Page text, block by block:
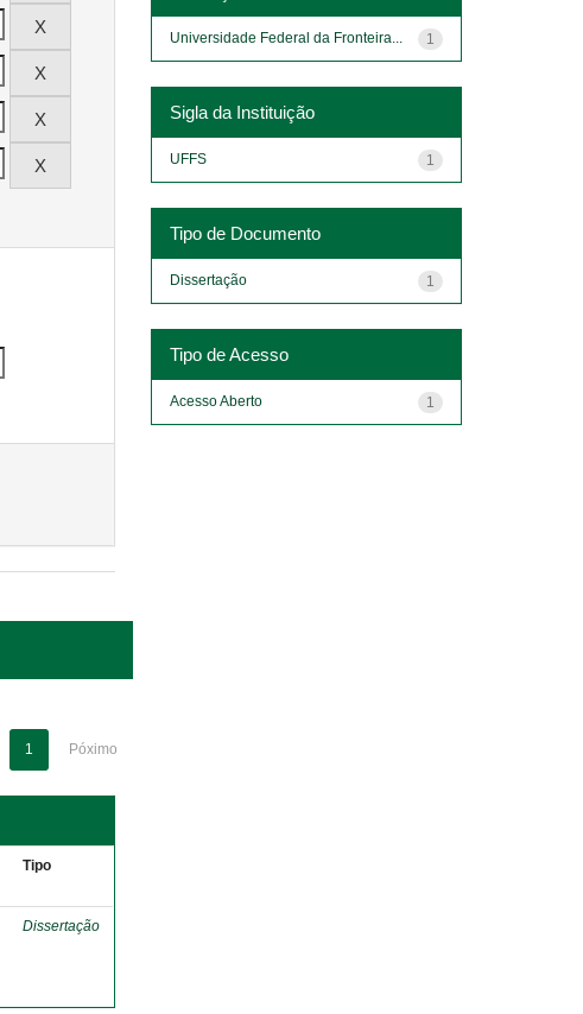
1 Póximo
Tipo
Dissertação
1
Universidade Federal da Fronteira...
Sigla da Instituição
1
UFFS
Tipo de Documento
1
Dissertação
Tipo de Acesso
1
Acesso Aberto